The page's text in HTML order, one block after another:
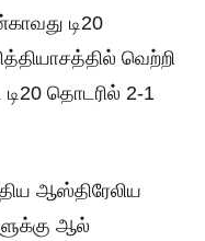
டி20
வெற்றி
தொடரில் 2-1
ஆஸ்திரேலிய
ஆல்